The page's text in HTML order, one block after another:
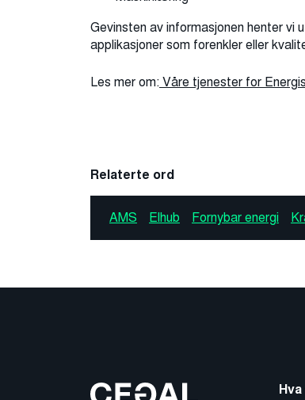
Gevinsten av informasjonen henter vi
applikasjoner som forenkler eller
Les mer om:Våre tjenester for
Relaterte ord
AMS Elhub Fornybar energi